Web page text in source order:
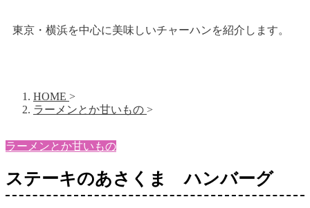
東京・横浜を中心に美味しいチャーハンを紹介します。
HOME >
ラーメンとか甘いもの >
ラーメンとか甘いもの
ステーキのあさくま ハンバーグ